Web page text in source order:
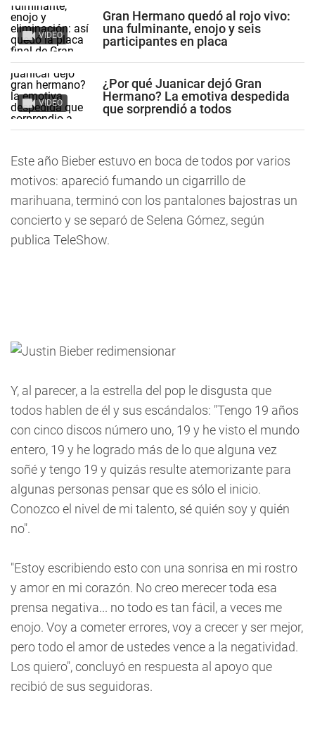
VIDEO
Gran Hermano quedó al rojo vivo:
una fulminante, enojo y seis
participantes en placa
VIDEO
¿Por qué Juanicar dejó Gran
Hermano? La emotiva despedida
que sorprendió a todos
Este año Bieber estuvo en boca de todos por varios
motivos: apareció fumando un cigarrillo de
marihuana, terminó con los pantalones bajostras un
concierto y se separó de Selena Gómez, según
publica TeleShow.
Y, al parecer, a la estrella del pop le disgusta que
todos hablen de él y sus escándalos: "Tengo 19 años
con cinco discos número uno, 19 y he visto el mundo
entero, 19 y he logrado más de lo que alguna vez
soñé y tengo 19 y quizás resulte atemorizante para
algunas personas pensar que es sólo el inicio.
Conozco el nivel de mi talento, sé quién soy y quién
no".
"Estoy escribiendo esto con una sonrisa en mi rostro
y amor en mi corazón. No creo merecer toda esa
prensa negativa... no todo es tan fácil, a veces me
enojo. Voy a cometer errores, voy a crecer y ser mejor,
pero todo el amor de ustedes vence a la negatividad.
Los quiero", concluyó en respuesta al apoyo que
recibió de sus seguidoras.